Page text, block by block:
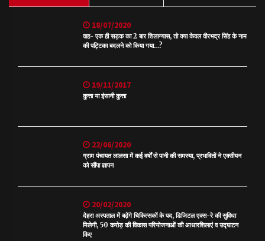
18/07/2020
वाह- एक ही सड़क का 2 बार शिलान्यास, तो क्या केवल वीरभद्र सिंह के नाम
की पट्टिका बदलने को किया गया…?
19/11/2017
कुत्ता या इंसानी कुत्ता
22/06/2020
ग्राम पंचायत लालसा में कई वर्षों से पानी की समस्या, प्रभावितों ने एक्सीयन
को सौंपा ज्ञापन
20/02/2020
देहरा अस्पताल में बढ़ेंगे चिकित्सकों के पद, डिजिटल एक्स-रे की सुविधा
मिलेगी, 50 करोड़ की विकास परियोजनाओं की आधारशिलाएं व उद्घाटन
किए